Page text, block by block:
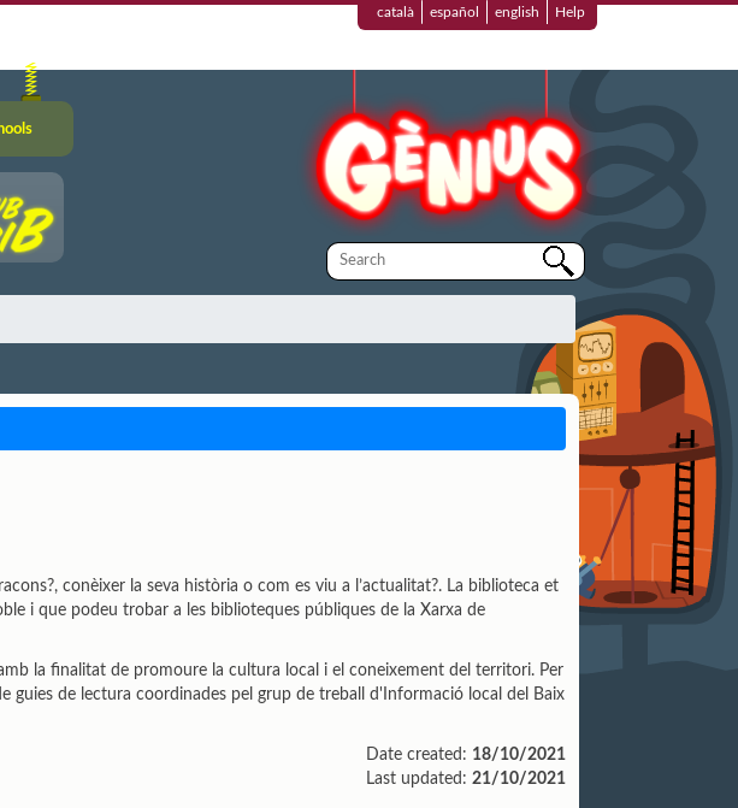
català español english Help
conèixer la seva història o com es viu a l’actualitat?. La biblioteca et
i que podeu trobar a les biblioteques públiques de la Xarxa de
la finalitat de promoure la cultura local i el coneixement del territori. Per
guies de lectura coordinades pel grup de treball d'Informació local del Baix
Date created: 18/10/2021
Last updated: 21/10/2021